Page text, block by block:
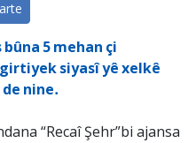
5 mehan çi
siyasî yê xelkê
nine.
“Recaî Şehr”bi ajansa